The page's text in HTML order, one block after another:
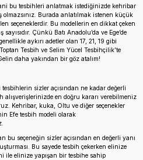
bu tesbihleri anlatmak istediğinizde kehribar
Burada anlatılmak istenen küçük
seçeneklerdir. Bu modellerin en dikkat çeken
Çünkü Batı Anadolu’da ve Ege’de
aykırı adetler olan 17, 21, 19 gibi
Tesbih ve Selim Yücel Tesbihçilik’te
daha yakından bir göz atalım!
sizler açısından ne kadar değerli
en doğru kararı verebilmeniz
Kehribar, kuka, Oltu ve diğer seçenekler
Efe tesbih modeli olarak
bu seçeneğin sizler açısından en değerli yanı
Bu sayede tesbih çekerken elinize
ile elinize yapışan bir tesbihe sahip